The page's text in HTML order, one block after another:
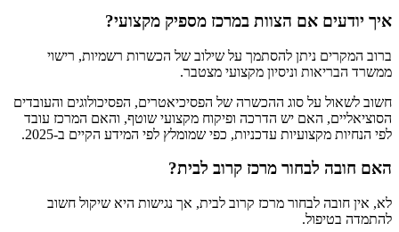
איך יודעים אם הצוות במרכז מספיק מקצועי?
ברוב המקרים ניתן להסתמך על שילוב של הכשרות רשמיות, רישוי
ממשרד הבריאות וניסיון מקצועי מצטבר.
חשוב לשאול על סוג ההכשרה של הפסיכיאטרים, הפסיכולוגים והעובדים
הסוציאליים, האם יש הדרכה ופיקוח מקצועי שוטף, והאם המרכז עובד
לפי הנחיות מקצועיות עדכניות, כפי שמומלץ לפי המידע הקיים ב-2025.
האם חובה לבחור מרכז קרוב לבית?
לא, אין חובה לבחור מרכז קרוב לבית, אך נגישות היא שיקול חשוב
להתמדה בטיפול.